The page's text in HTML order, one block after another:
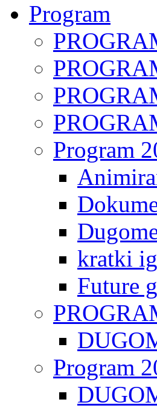
Program
Program
kratki
Future
Program